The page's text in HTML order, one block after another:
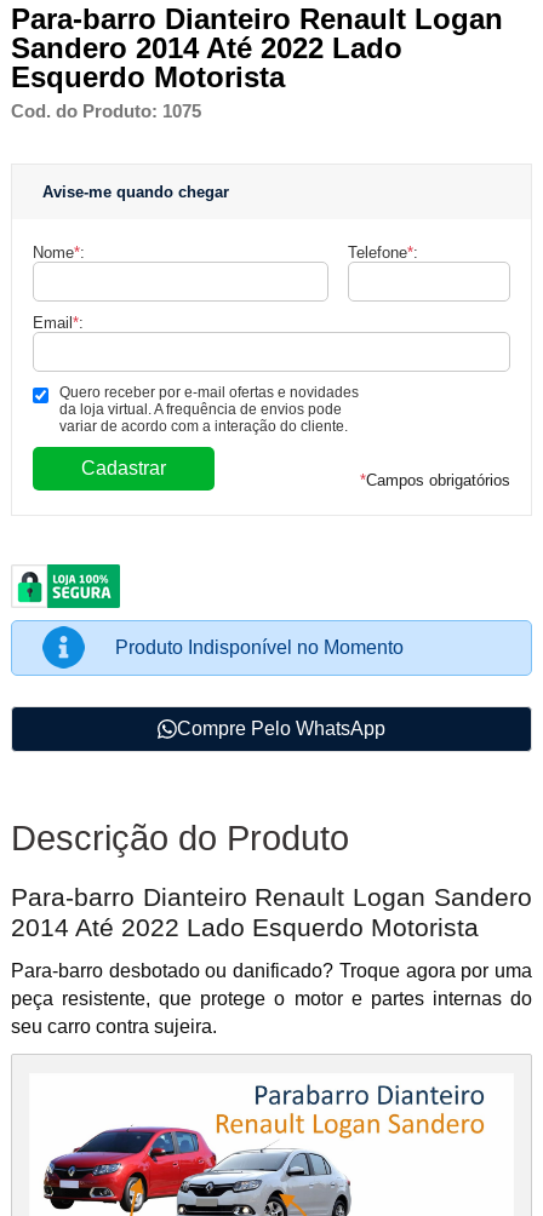
Para-barro Dianteiro Renault Logan
Sandero 2014 Até 2022 Lado
Esquerdo Motorista
Cod. do Produto: 1075
Avise-me quando chegar
Nome*: Telefone*:
Email*:
Quero receber por e-mail ofertas e novidades
da loja virtual. A frequência de envios pode
variar de acordo com a interação do cliente.
*Campos obrigatórios
Produto Indisponível no Momento
Compre Pelo WhatsApp
Descrição do Produto
Para-barro Dianteiro Renault Logan Sandero
2014 Até 2022 Lado Esquerdo Motorista
Para-barro desbotado ou danificado? Troque agora por uma
peça resistente, que protege o motor e partes internas do
seu carro contra sujeira.